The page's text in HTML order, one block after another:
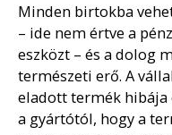
Minden birtokba
– ide nem értve a
eszközt – és a dolog
természeti erő. A
eladott termék hibája
a gyártótól, hogy a